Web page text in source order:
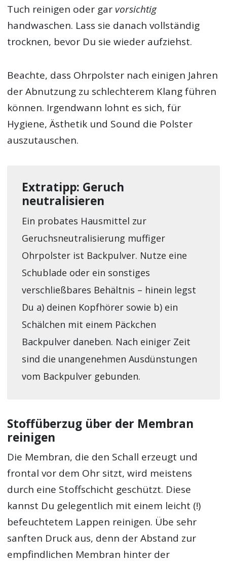
Tuch reinigen oder gar vorsichtig
handwaschen. Lass sie danach vollständig
trocknen, bevor Du sie wieder aufziehst.
Beachte, dass Ohrpolster nach einigen Jahren
der Abnutzung zu schlechterem Klang führen
können. Irgendwann lohnt es sich, für
Hygiene, Ästhetik und Sound die Polster
auszutauschen.
Extratipp: Geruch
neutralisieren
Ein probates Hausmittel zur
Geruchsneutralisierung muffiger
Ohrpolster ist Backpulver. Nutze eine
Schublade oder ein sonstiges
verschließbares Behältnis – hinein legst
Du a) deinen Kopfhörer sowie b) ein
Schälchen mit einem Päckchen
Backpulver daneben. Nach einiger Zeit
sind die unangenehmen Ausdünstungen
vom Backpulver gebunden.
Stoffüberzug über der Membran
reinigen
Die Membran, die den Schall erzeugt und
frontal vor dem Ohr sitzt, wird meistens
durch eine Stoffschicht geschützt. Diese
kannst Du gelegentlich mit einem leicht (!)
befeuchtetem Lappen reinigen. Übe sehr
sanften Druck aus, denn der Abstand zur
empfindlichen Membran hinter der